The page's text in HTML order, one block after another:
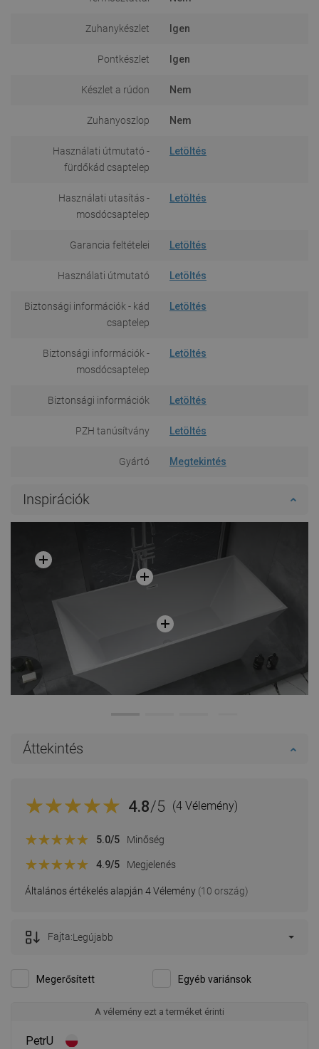
Zuhanykészlet Igen
Pontkészlet Igen
Készlet a rúdon Nem
Zuhanyoszlop Nem
Használati útmutató -
fürdőkád csaptelep
Letöltés
Használati utasítás -
mosdócsaptelep
Letöltés
Garancia feltételei Letöltés
Használati útmutató Letöltés
Biztonsági információk - kád
csaptelep
Letöltés
Biztonsági információk -
mosdócsaptelep
Letöltés
Biztonsági információk Letöltés
PZH tanúsítvány Letöltés
Gyártó Megtekintés
Inspirációk
Áttekintés
4.8/5 (4 Vélemény)
Általános értékelés alapján 4 Vélemény (10 ország)
5.0/5 Minőség
4.9/5 Megjelenés
Megerősített Egyéb variánsok
Fajta:Legújabb
A vélemény ezt a terméket érinti
PetrU